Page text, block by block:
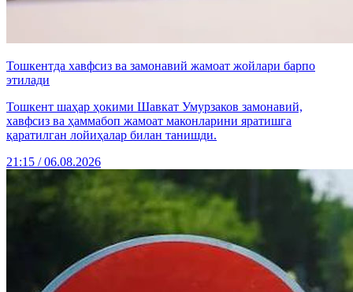
Тошкентда хавфсиз ва замонавий жамоат жойлари барпо
этилади
Тошкент шаҳар ҳокими Шавкат Умурзаков замонавий,
хавфсиз ва ҳаммабоп жамоат маконларини яратишга
қаратилган лойиҳалар билан танишди.
21:15 / 06.08.2026